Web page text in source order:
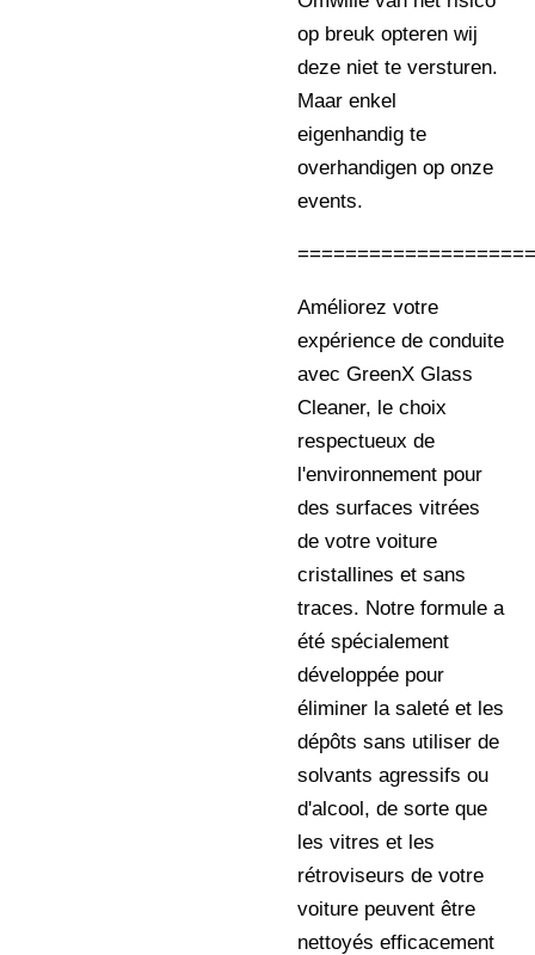
op breuk opteren wij
deze niet te versturen.
Maar enkel
eigenhandig te
overhandigen op onze
events.
Améliorez votre
expérience de conduite
avec GreenX Glass
Cleaner, le choix
respectueux de
l'environnement pour
des surfaces vitrées
de votre voiture
cristallines et sans
traces. Notre formule a
été spécialement
développée pour
éliminer la saleté et les
dépôts sans utiliser de
solvants agressifs ou
d'alcool, de sorte que
les vitres et les
rétroviseurs de votre
voiture peuvent être
nettoyés efficacement